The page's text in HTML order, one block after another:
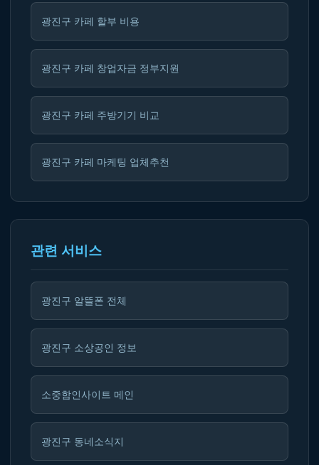
광진구 카페 할부 비용
광진구 카페 창업자금 정부지원
광진구 카페 주방기기 비교
광진구 카페 마케팅 업체추천
관련 서비스
광진구 알뜰폰 전체
광진구 소상공인 정보
소중함인사이트 메인
광진구 동네소식지